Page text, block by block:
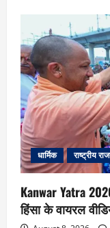
धार्मिक राष्ट्रीय
Kanwar Yatra
हिंसा के वायरल